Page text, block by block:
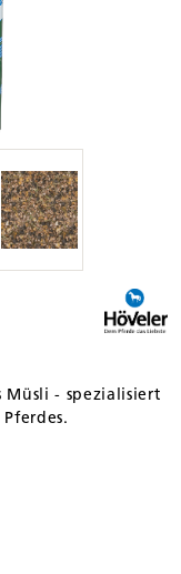
Müsli - spezialisiert